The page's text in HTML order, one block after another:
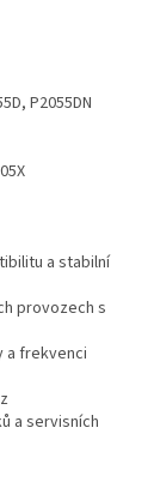
P2055DN
a stabilní
provozech s
a frekvenci
a servisních